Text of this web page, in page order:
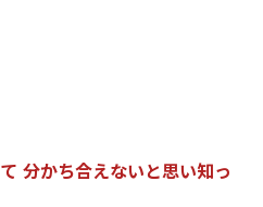
て 分かち合えないと思い知っ